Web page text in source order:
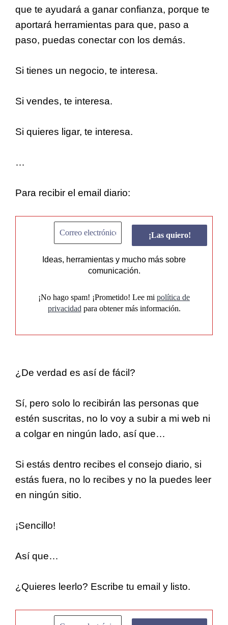
que te ayudará a ganar confianza, porque te
aportará herramientas para que, paso a
paso, puedas conectar con los demás.
Si tienes un negocio, te interesa.
Si vendes, te interesa.
Si quieres ligar, te interesa.
…
Para recibir el email diario:
Ideas, herramientas y mucho más sobre
comunicación.
¡No hago spam! ¡Prometido! Lee mi política de
privacidad para obtener más información.
¿De verdad es así de fácil?
Sí, pero solo lo recibirán las personas que
estén suscritas, no lo voy a subir a mi web ni
a colgar en ningún lado, así que…
Si estás dentro recibes el consejo diario, si
estás fuera, no lo recibes y no la puedes leer
en ningún sitio.
¡Sencillo!
Así que…
¿Quieres leerlo? Escribe tu email y listo.